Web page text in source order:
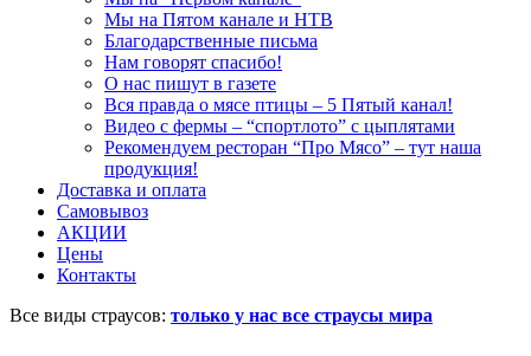
Мы на Пятом канале и НТВ
Благодарственные письма
Нам говорят спасибо!
О нас пишут в газете
Вся правда о мясе птицы – 5 Пятый канал!
Видео с фермы – “спортлото” с цыплятами
Рекомендуем ресторан “Про Мясо” – тут наша
продукция!
Доставка и оплата
Самовывоз
АКЦИИ
Цены
Контакты
Все виды страусов: только у нас все страусы мира